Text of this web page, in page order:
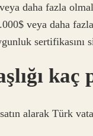
daha fazla
veya daha
sertifikasını
kaç
alarak Türk